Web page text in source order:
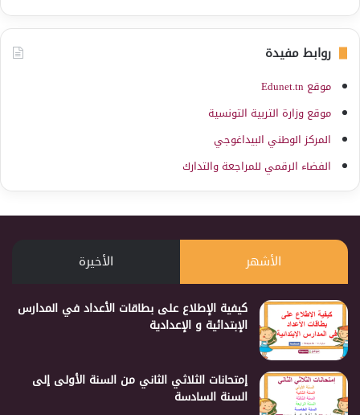
روابط مفيدة
موقع Edunet.tn
موقع وزارة التربية التونسية
المركز الوطني البيداغوجي
الفضاء الرقمي للمراجعة والتدارك
الأشهر الأخيرة
كيفية الإطلاع على بطاقات الأعداد في المدارس
الإبتدائية و الإعدادية
إمتحانات الثلاثي الثاني من السنة الأولى إلى
السنة السادسة